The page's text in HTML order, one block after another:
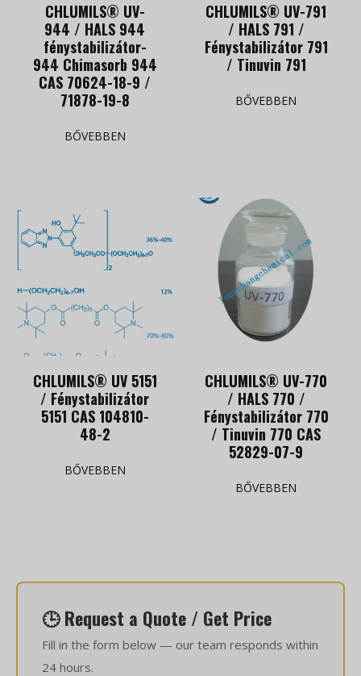
CHLUMILS® UV-
944 / HALS 944
fénystabilizátor-
944 Chimasorb 944
CAS 70624-18-9 /
71878-19-8
BŐVEBBEN
CHLUMILS® UV-791
/ HALS 791 /
Fénystabilizátor 791
/ Tinuvin 791
BŐVEBBEN
CHLUMILS® UV 5151
/ Fénystabilizátor
5151 CAS 104810-
48-2
BŐVEBBEN
CHLUMILS® UV-770
/ HALS 770 /
Fénystabilizátor 770
/ Tinuvin 770 CAS
52829-07-9
BŐVEBBEN
🕒 Request a Quote / Get Price
Fill in the form below — our team responds within
24 hours.